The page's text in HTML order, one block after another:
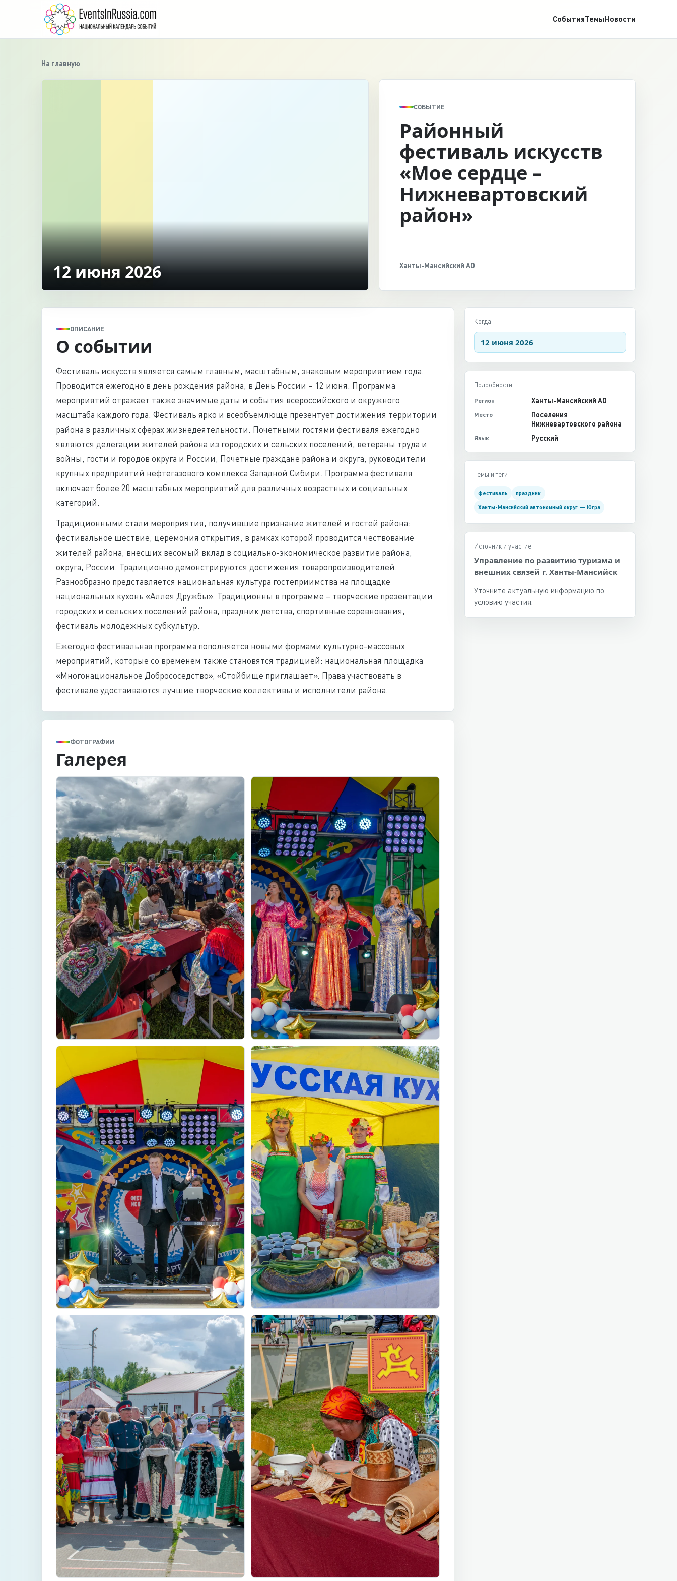
СобытияТемыНовости
На главную
‹
12 июня 2026
СОБЫТИЕ
Районный
фестиваль искусств
«Мое сердце –
Нижневартовский
район»
Ханты-Мансийский АО
ОПИСАНИЕ
О событии
Фестиваль искусств является самым главным, масштабным, знаковым мероприятием года.
Проводится ежегодно в день рождения района, в День России – 12 июня. Программа
мероприятий отражает также значимые даты и события всероссийского и окружного
масштаба каждого года. Фестиваль ярко и всеобъемлюще презентует достижения территории
района в различных сферах жизнедеятельности. Почетными гостями фестиваля ежегодно
являются делегации жителей района из городских и сельских поселений, ветераны труда и
войны, гости и городов округа и России, Почетные граждане района и округа, руководители
крупных предприятий нефтегазового комплекса Западной Сибири. Программа фестиваля
включает более 20 масштабных мероприятий для различных возрастных и социальных
категорий.
Традиционными стали мероприятия, получившие признание жителей и гостей района:
фестивальное шествие, церемония открытия, в рамках которой проводится чествование
жителей района, внесших весомый вклад в социально-экономическое развитие района,
округа, России. Традиционно демонстрируются достижения товаропроизводителей.
Разнообразно представляется национальная культура гостеприимства на площадке
национальных кухонь «Аллея Дружбы». Традиционны в программе – творческие презентации
городских и сельских поселений района, праздник детства, спортивные соревнования,
фестиваль молодежных субкультур.
Ежегодно фестивальная программа пополняется новыми формами культурно-массовых
мероприятий, которые со временем также становятся традицией: национальная площадка
«Многонациональное Добрососедство», «Стойбище приглашает». Права участвовать в
фестивале удостаиваются лучшие творческие коллективы и исполнители района.
ФОТОГРАФИИ
Галерея
Когда
12 июня 2026
Подробности
Регион Ханты-Мансийский АО
Место
Поселения
Нижневартовского района
Язык Русский
Темы и теги
фестиваль праздник
Ханты-Мансийский автономный округ — Югра
Источник и участие
Управление по развитию туризма и
внешних связей г. Ханты-Мансийск
Уточните актуальную информацию по
условию участия.